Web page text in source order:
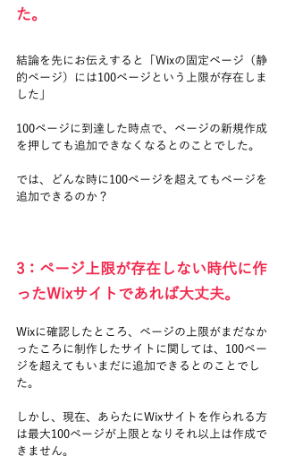
た。
結論を先にお伝えすると「Wixの固定ページ（静
的ページ）には100ページという上限が存在しま
した」
100ページに到達した時点で、ページの新規作成
を押しても追加できなくなるとのことでした。
では、どんな時に100ページを超えてもページを
追加できるのか？
3：ページ上限が存在しない時代に作
ったWixサイトであれば大丈夫。
Wixに確認したところ、ページの上限がまだなか
ったころに制作したサイトに関しては、100ペー
ジを超えてもいまだに追加できるとのことでし
た。
しかし、現在、あらたにWixサイトを作られる方
は最大100ページが上限となりそれ以上は作成で
きません。